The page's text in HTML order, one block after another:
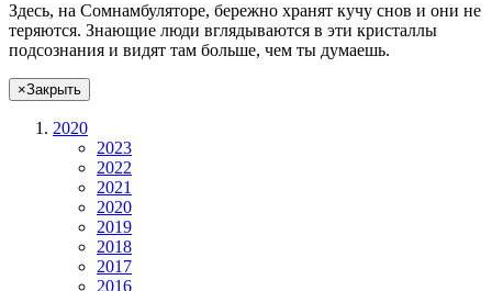
Здесь, на Сомнамбуляторе, бережно хранят кучу снов и они не
теряются. Знающие люди вглядываются в эти кристаллы
подсознания и видят там больше, чем ты думаешь.
×Закрыть
2020
2023
2022
2021
2020
2019
2018
2017
2016